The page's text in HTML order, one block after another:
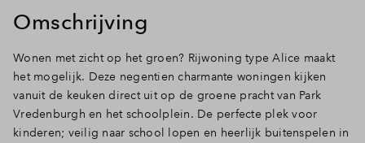
Omschrijving
Wonen met zicht op het groen? Rijwoning type Alice maakt
het mogelijk. Deze negentien charmante woningen kijken
vanuit de keuken direct uit op de groene pracht van Park
Vredenburgh en het schoolplein. De perfecte plek voor
kinderen; veilig naar school lopen en heerlijk buitenspelen in